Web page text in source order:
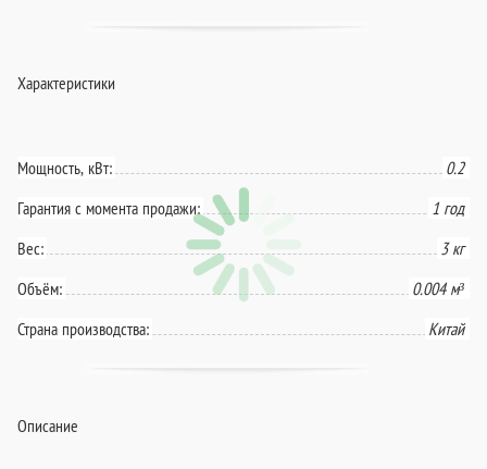
Характеристики
Мощность, кВт:
0.2
Гарантия с момента продажи:
1 год
Вес:
3 кг
Объём:
0.004 м³
Страна производства:
Китай
Описание